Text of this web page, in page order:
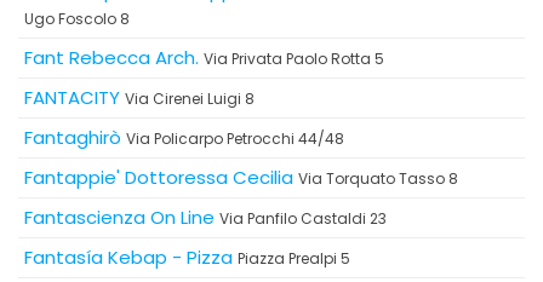
Ugo Foscolo 8
Fant Rebecca Arch. Via Privata Paolo Rotta 5
FANTACITY Via Cirenei Luigi 8
Fantaghirò Via Policarpo Petrocchi 44/48
Fantappie' Dottoressa Cecilia Via Torquato Tasso 8
Fantascienza On Line Via Panfilo Castaldi 23
Fantasía Kebap - Pizza Piazza Prealpi 5